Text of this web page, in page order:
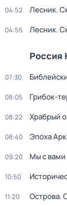
04:52 Лесник.
04:55 Лесник.
Россия
07:30
08:05 Грибок-
08:22 Храбрый
08:40 Эпоха
09:20 Мы с вами
10:50
11:20 Острова.